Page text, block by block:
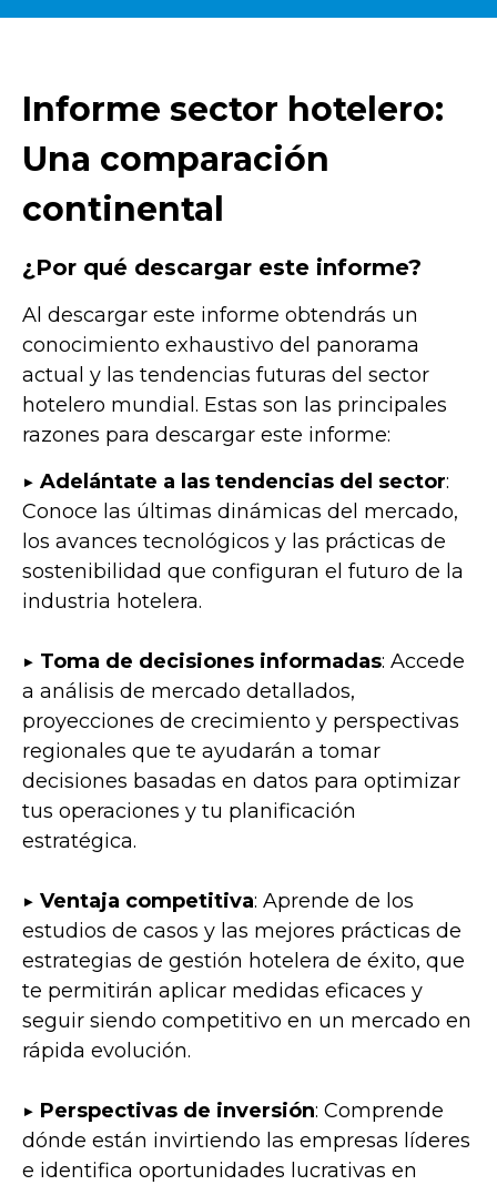
Informe sector hotelero:
Una comparación
continental
¿Por qué descargar este informe?
Al descargar este informe obtendrás un
conocimiento exhaustivo del panorama
actual y las tendencias futuras del sector
hotelero mundial. Estas son las principales
razones para descargar este informe:
▶️ Adelántate a las tendencias del sector:
Conoce las últimas dinámicas del mercado,
los avances tecnológicos y las prácticas de
sostenibilidad que configuran el futuro de la
industria hotelera.
▶️ Toma de decisiones informadas: Accede
a análisis de mercado detallados,
proyecciones de crecimiento y perspectivas
regionales que te ayudarán a tomar
decisiones basadas en datos para optimizar
tus operaciones y tu planificación
estratégica.
▶️ Ventaja competitiva: Aprende de los
estudios de casos y las mejores prácticas de
estrategias de gestión hotelera de éxito, que
te permitirán aplicar medidas eficaces y
seguir siendo competitivo en un mercado en
rápida evolución.
▶️ Perspectivas de inversión: Comprende
dónde están invirtiendo las empresas líderes
e identifica oportunidades lucrativas en